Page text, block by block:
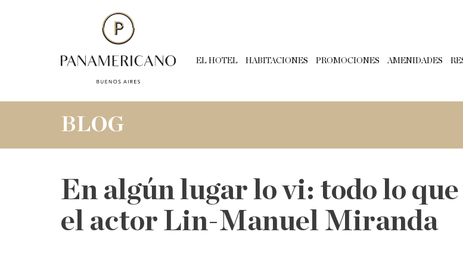
EL HOTEL HABITACIONES PROMOCIONES AMENIDADES
BLOG
En algún lugar lo vi: todo lo
el actor Lin-Manuel Miranda